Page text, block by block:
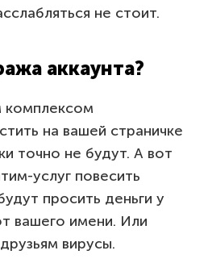
не стоит.
аккаунта?
на вашей страничке
точно не будут. А вот
услуг повесить
просить деньги у
вашего имени. Или
вирусы.